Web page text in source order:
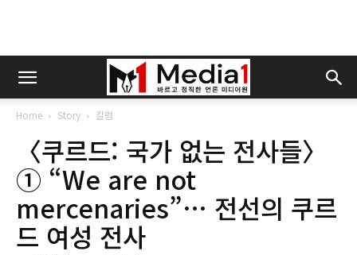
Home Story 칼럼
〈쿠르드: 국가 없는 전사들〉
① “We are not
mercenaries”… 전선의 쿠르
드 여성 전사